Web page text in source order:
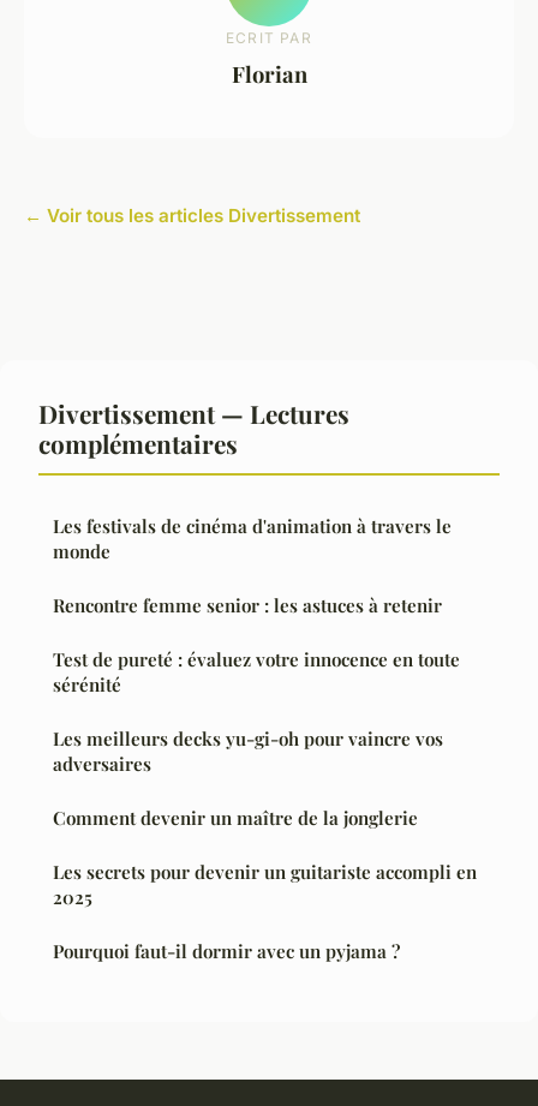
ECRIT PAR
Florian
← Voir tous les articles Divertissement
Divertissement — Lectures
complémentaires
Les festivals de cinéma d'animation à travers le
monde
Rencontre femme senior : les astuces à retenir
Test de pureté : évaluez votre innocence en toute
sérénité
Les meilleurs decks yu-gi-oh pour vaincre vos
adversaires
Comment devenir un maître de la jonglerie
Les secrets pour devenir un guitariste accompli en
2025
Pourquoi faut-il dormir avec un pyjama ?